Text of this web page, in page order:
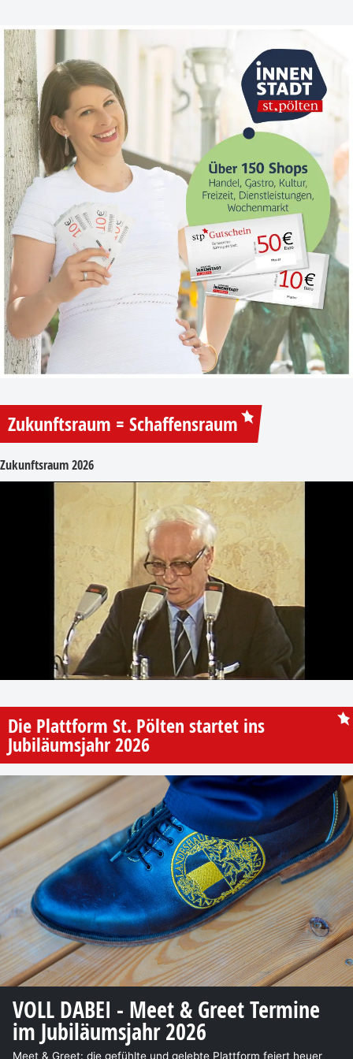
Zukunftsraum = Schaffensraum
Zukunftsraum 2026
Die Plattform St. Pölten startet ins
Jubiläumsjahr 2026
VOLL DABEI - Meet & Greet Termine
im Jubiläumsjahr 2026
Meet & Greet: die gefühlte und gelebte Plattform feiert heuer